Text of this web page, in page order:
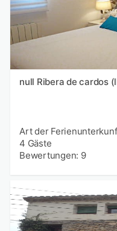
null Ribera de cardos
Art der
4 Gäste
Bewertungen: 9